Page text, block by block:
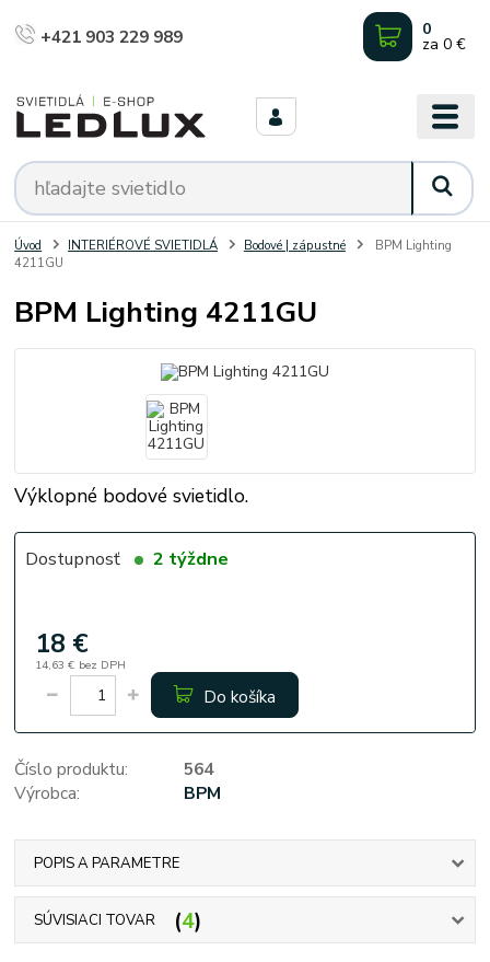
+421 903 229 989 0
za 0 €
Úvod INTERIÉROVÉ SVIETIDLÁ Bodové | zápustné
BPM Lighting
4211GU
BPM Lighting 4211GU
Výklopné bodové svietidlo.
Dostupnosť 2 týždne
18 €
14,63 € bez DPH
Do košíka
Číslo produktu:
564
Výrobca:
BPM
POPIS A PARAMETRE
SÚVISIACI TOVAR 4